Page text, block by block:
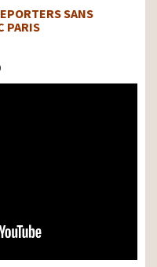
SANS
PARIS